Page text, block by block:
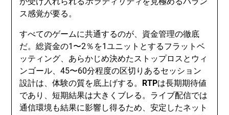
ス感覚が要る。
すべてのゲームに共通するのが、資金管理の徹底
だ。総資金の1〜2％を1ユニットとするフラットベ
ッティング、あらかじめ決めたストップロスとウィ
ンゴール、45〜60分程度の区切りあるセッション
設計は、体験の質を底上げする。 RTPは長期期待値
であり、短期結果は大きくブレる。ライブ配信では
通信環境も結果に影響し得るため、安定したネット